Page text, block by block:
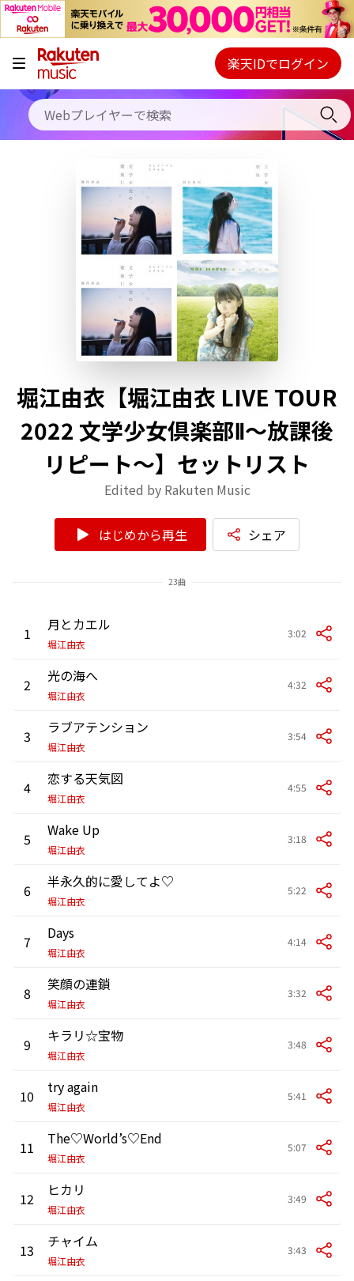
キャンペーン
料金プラン
使い方
初回30日間無料お試し
Webプレイヤー
ご契約内容の確認・変更
楽天IDでログイン
堀江由衣【堀江由衣 LIVE TOUR
2022 文学少女倶楽部Ⅱ〜放課後
リピート〜】セットリスト
Edited by Rakuten Music
はじめから再生 シェア
23曲
1 月とカエル
堀江由衣
3:02
2 光の海へ
堀江由衣
4:32
3 ラブアテンション
堀江由衣
3:54
4 恋する天気図
堀江由衣
4:55
5 Wake Up
堀江由衣
3:18
6 半永久的に愛してよ♡
堀江由衣
5:22
7 Days
堀江由衣
4:14
8 笑顔の連鎖
堀江由衣
3:32
9 キラリ☆宝物
堀江由衣
3:48
10 try again
堀江由衣
5:41
11 The♡World’s♡End
堀江由衣
5:07
12 ヒカリ
堀江由衣
3:49
13 チャイム
堀江由衣
3:43